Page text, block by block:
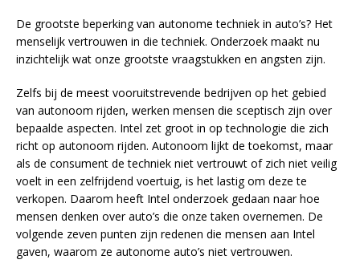
De grootste beperking van autonome techniek in auto’s? Het
menselijk vertrouwen in die techniek. Onderzoek maakt nu
inzichtelijk wat onze grootste vraagstukken en angsten zijn.
Zelfs bij de meest vooruitstrevende bedrijven op het gebied
van autonoom rijden, werken mensen die sceptisch zijn over
bepaalde aspecten. Intel zet groot in op technologie die zich
richt op autonoom rijden. Autonoom lijkt de toekomst, maar
als de consument de techniek niet vertrouwt of zich niet veilig
voelt in een zelfrijdend voertuig, is het lastig om deze te
verkopen. Daarom heeft Intel onderzoek gedaan naar hoe
mensen denken over auto’s die onze taken overnemen. De
volgende zeven punten zijn redenen die mensen aan Intel
gaven, waarom ze autonome auto’s niet vertrouwen.